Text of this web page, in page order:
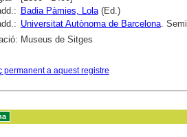
Badia Pàmies, Lola(Ed.)
Universitat Autònoma de Barcelona.
Museus de Sitges
permanent a aquest registre